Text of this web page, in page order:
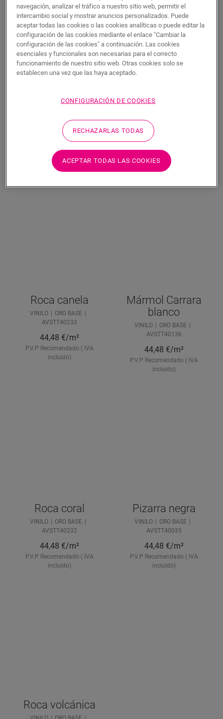
Roca oxidada
AVSTT40235
€/m²
P.V.P Recomendado ( IVA
incluido)
Roca hormigón
AVSTT40234
44,48
P.V.P Recomendado ( IVA
incluido)
Roca canela
VINILO
ORO BASE
AVSTT40233
44,48 €/m²
P.V.P Recomendado ( IVA
incluido)
Mármol Carrara
blanco
VINILO
ORO BASE
AVSTT40136
44,48 €/m²
P.V.P Recomendado ( IVA
incluido)
Roca coral
VINILO
ORO BASE
AVSTT40232
44,48 €/m²
P.V.P Recomendado ( IVA
incluido)
Pizarra negra
VINILO
ORO BASE
AVSTT40035
44,48 €/m²
P.V.P Recomendado ( IVA
incluido)
Roca volcánica
navegación, analizar el tráfico a nuestro sitio web, permitir el
intercambio social y mostrar anuncios personalizados. Puede
aceptar todas las cookies o las cookies analíticas o puede editar la
configuración de las cookies mediante el enlace "Cambiar la
configuración de las cookies" a continuación. Las cookies
esenciales y funcionales son necesarias para el correcto
funcionamiento de nuestro sitio web. Otras cookies solo se
establecen una vez que las haya aceptado.
CONFIGURACIÓN DE COOKIES
RECHAZARLAS TODAS
ACEPTAR TODAS LAS COOKIES